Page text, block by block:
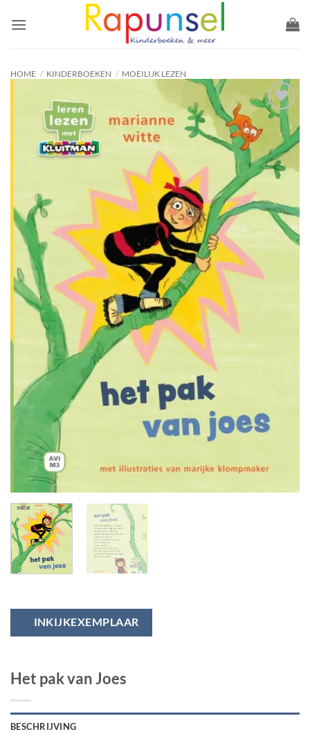
naar
HOME / KINDERBOEKEN / MOEILIJK LEZEN
INKIJKEXEMPLAAR
Het pak van Joes
BESCHRIJVING